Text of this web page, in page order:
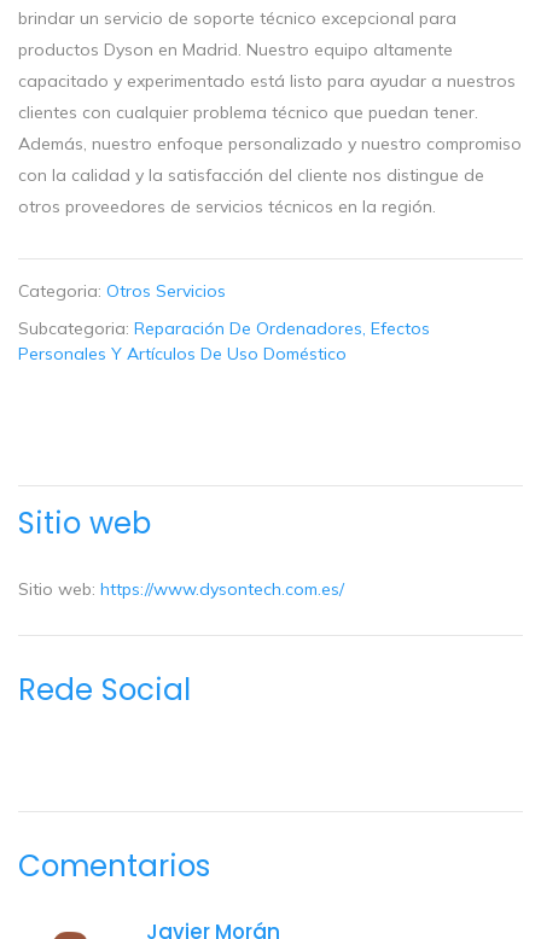
brindar un servicio de soporte técnico excepcional para
productos Dyson en Madrid. Nuestro equipo altamente
capacitado y experimentado está listo para ayudar a nuestros
clientes con cualquier problema técnico que puedan tener.
Además, nuestro enfoque personalizado y nuestro compromiso
con la calidad y la satisfacción del cliente nos distingue de
otros proveedores de servicios técnicos en la región.
Categoria: Otros Servicios
Subcategoria: Reparación De Ordenadores, Efectos
Personales Y Artículos De Uso Doméstico
Sitio web
Sitio web: https://www.dysontech.com.es/
Rede Social
Comentarios
Javier Morán